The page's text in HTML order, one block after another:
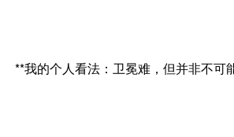
**我的个人看法：卫冕难，但并非不可